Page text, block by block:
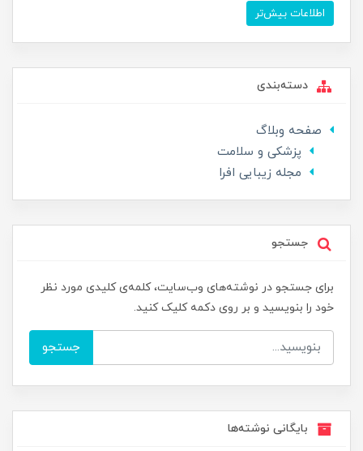
اطلاعات بیش‌تر
دسته‌بندی
صفحه وبلاگ
پزشکی و سلامت
مجله زیبایی افرا
جستجو
برای جستجو در نوشته‌های وب‌سایت، کلمه‌ی کلیدی مورد نظر
خود را بنویسید و بر روی دکمه کلیک کنید.
جستجو
بایگانی نوشته‌ها